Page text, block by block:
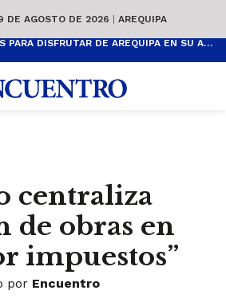
DE AGOSTO DE 2026 | AREQUIPA
ACTIVIDADES GRATUITAS PARA DISFRUTAR DE AREQUIPA EN SU ANIVERSARIO
centraliza
de obras en
impuestos”
por Encuentro